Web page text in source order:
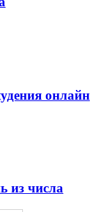
онлайн
из числа